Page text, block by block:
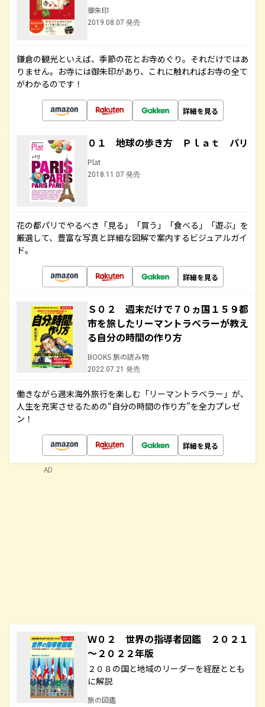
御朱印
2019.08.07 発売
鎌倉の観光といえば、季節の花とお寺めぐり。それだけではあ
りません。お寺には御朱印があり、これに触れればお寺の全て
がわかるのです！
詳細を見る
０１ 地球の歩き方 Ｐｌａｔ パリ
Plat
2018.11.07 発売
花の都パリでやるべき「見る」「買う」「食べる」「遊ぶ」を
厳選して、豊富な写真と詳細な図解で案内するビジュアルガイ
ド。
詳細を見る
Ｓ０２ 週末だけで７０ヵ国１５９都
市を旅したリーマントラベラーが教え
る自分の時間の作り方
BOOKS 旅の読み物
2022.07.21 発売
働きながら週末海外旅行を楽しむ「リーマントラベラー」が、
人生を充実させるための“自分の時間の作り方”を全力プレゼ
ン！
詳細を見る
Ｗ０２ 世界の指導者図鑑 ２０２１
～２０２２年版
２０８の国と地域のリーダーを経歴ととも
に解説
旅の図鑑
AD